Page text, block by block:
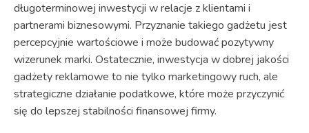
długoterminowej inwestycji w relacje z klientami i
partnerami biznesowymi. Przyznanie takiego gadżetu jest
percepcyjnie wartościowe i może budować pozytywny
wizerunek marki. Ostatecznie, inwestycja w dobrej jakości
gadżety reklamowe to nie tylko marketingowy ruch, ale
strategiczne działanie podatkowe, które może przyczynić
się do lepszej stabilności finansowej firmy.